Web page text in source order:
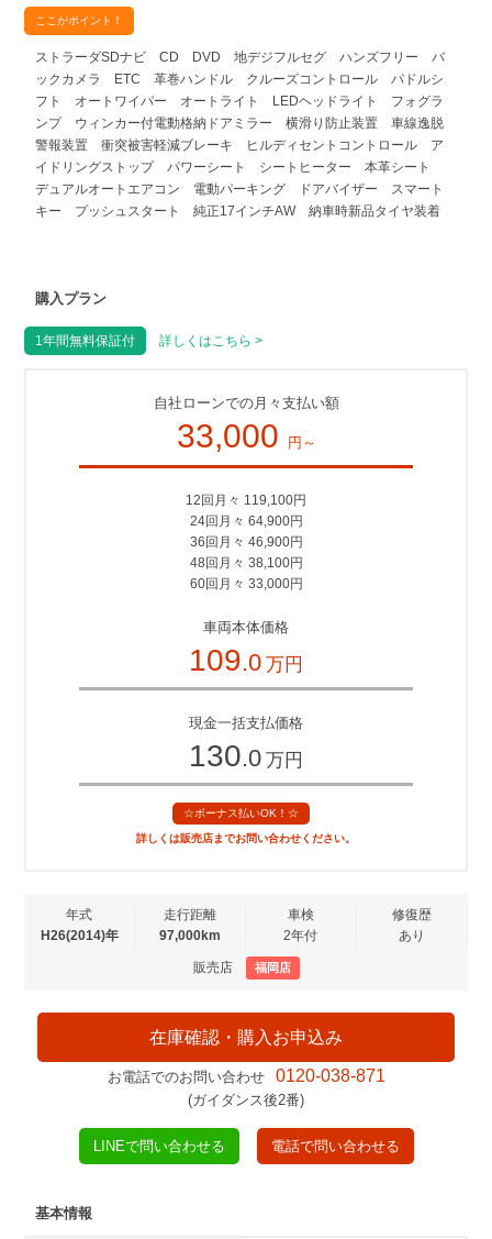
ここがポイント！
ストラーダSDナビ CD DVD 地デジフルセグ ハンズフリー バ
ックカメラ ETC 革巻ハンドル クルーズコントロール パドルシ
フト オートワイパー オートライト LEDヘッドライト フォグラ
ンプ ウィンカー付電動格納ドアミラー 横滑り防止装置 車線逸脱
警報装置 衝突被害軽減ブレーキ ヒルディセントコントロール ア
イドリングストップ パワーシート シートヒーター 本革シート
デュアルオートエアコン 電動パーキング ドアバイザー スマート
キー プッシュスタート 純正17インチAW 納車時新品タイヤ装着
購入プラン
1年間無料保証付 詳しくはこちら >
自社ローンでの月々支払い額
33,000 円～
12回月々 119,100円
24回月々 64,900円
36回月々 46,900円
48回月々 38,100円
60回月々 33,000円
車両本体価格
109.0 万円
現金一括支払価格
130.0 万円
☆ボーナス払いOK！☆
詳しくは販売店までお問い合わせください。
年式
H26(2014)年
走行距離
97,000km
車検
2年付
修復歴
あり
販売店 福岡店
在庫確認・購入お申込み
お電話でのお問い合わせ 0120-038-871
(ガイダンス後2番)
LINEで問い合わせる 電話で問い合わせる
基本情報